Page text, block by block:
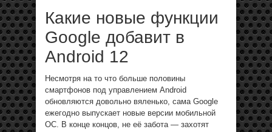
Какие новые функции
Google добавит в
Android 12
Несмотря на то что больше половины
смартфонов под управлением Android
обновляются довольно вяленько, сама Google
ежегодно выпускает новые версии мобильной
ОС. В конце концов, не её забота — захотят